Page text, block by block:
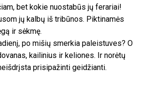
bet kokie nuostabūs jų ferariai!
jų kalbų iš tribūnos. Piktinamės
ir sėkmę.
po mišių smerkia paleistuves? O
kailinius ir keliones. Ir norėtų
prisipažinti geidžianti.